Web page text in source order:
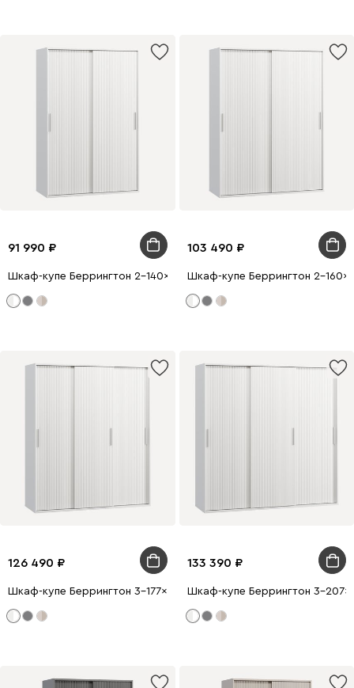
91 990
Шкаф-купе Беррингтон 2-140x210 Белый
103 490
Шкаф-купе Беррингтон 2-
126 490
Шкаф-купе Беррингтон 3-177x210 Белый
133 390
Шкаф-купе Беррингтон 3-